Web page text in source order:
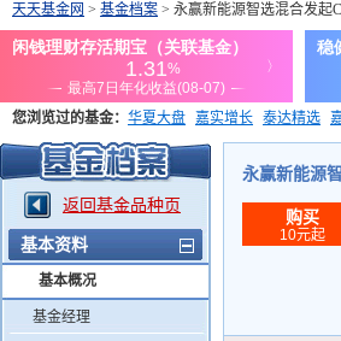
天天基金网 > 基金档案 > 永赢新能源智选混合发起C
您浏览过的基金： 华夏大盘 嘉实增长 泰达精选
添富优势 华安宏利 上证180价值ETF
返回基金品种页
基本资料
基本概况
基金经理
永赢新能源
购买
10元起